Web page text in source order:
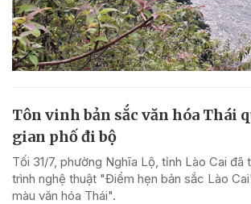
Tôn vinh bản sắc văn hóa Thái
gian phố đi bộ
Tối 31/7, phường Nghĩa Lộ, tỉnh Lào Cai đã
trình nghệ thuật "Điểm hẹn bản sắc Lào
màu văn hóa Thái".